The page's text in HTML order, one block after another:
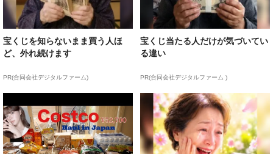
宝くじを知らないまま買う人ほ
ど、外れ続けます
PR(合同会社デジタルファーム)
宝くじ当たる人だけが気づいてい
る違い
PR(合同会社デジタルファーム )